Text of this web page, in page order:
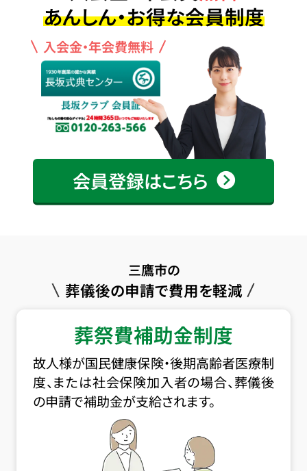
あんしん・お得な会員制度
入会金・年会費無料
会員登録はこちら
三鷹市の
葬儀後の申請で費用を軽減
葬祭費補助金制度
故人様が国民健康保険・後期高齢者医療制
度、または社会保険加入者の場合、葬儀後
の申請で補助金が支給されます。